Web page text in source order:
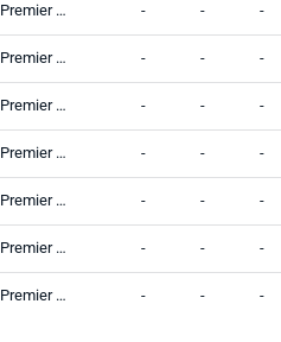
Premier League - - -
Premier League - - -
Premier League - - -
Premier League - - -
Premier League - - -
Premier League - - -
Premier League - - -